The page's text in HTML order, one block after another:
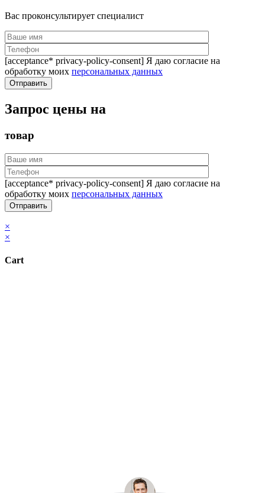
Вас проконсультирует специалист
[acceptance* privacy-policy-consent] Я даю согласие на
обработку моих персональных данных
Запрос цены на
товар
[acceptance* privacy-policy-consent] Я даю согласие на
обработку моих персональных данных
×
×
Cart